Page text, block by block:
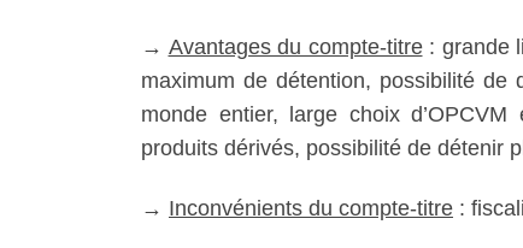
→ Avantages du compte-titre: grande
maximum de détention, possibilité
monde entier, large choix
produits dérivés, possibilité de détenir
→ Inconvénients du compte-titre :